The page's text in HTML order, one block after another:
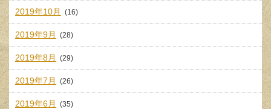
2019年10月 (16)
2019年9月 (28)
2019年8月 (29)
2019年7月 (26)
2019年6月 (35)